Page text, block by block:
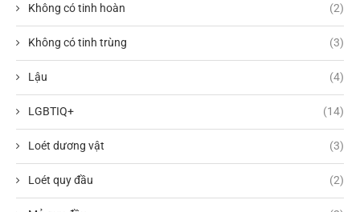
Không có tinh hoàn (2)
Không có tinh trùng (3)
Lậu (4)
LGBTIQ+ (14)
Loét dương vật (3)
Loét quy đầu (2)